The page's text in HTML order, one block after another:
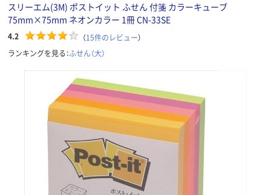
スリーエム(3M) ポストイット ふせん 付箋 カラーキューブ
75mm×75mm ネオンカラー 1冊 CN-33SE
4.2 （15件のレビュー）
ランキングを見る：ふせん（大）